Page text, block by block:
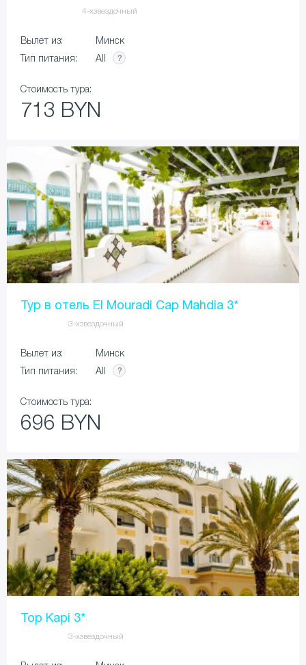
4-хзвездочный
Вылет из:
Минск
Тип питания:
All
Стоимость тура:
713 BYN
Тур в отель El Mouradi Cap Mahdia 3*
3-хзвездочный
Вылет из:
Минск
Тип питания:
All
Стоимость тура:
696 BYN
Top Kapi 3*
3-хзвездочный